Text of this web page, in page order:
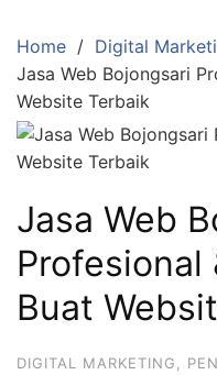
content
Home
Digital
Jasa Web Bojongsari
Website Terbaik
Jasa Web
Profesional
Buat
DIGITAL MARKETING